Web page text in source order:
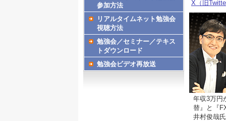
X（旧
年収3万円
替』と『
井村俊哉
参加方法
リアルタイムネット勉強会
視聴方法
勉強会／セミナー／テキス
トダウンロード
勉強会ビデオ再放送